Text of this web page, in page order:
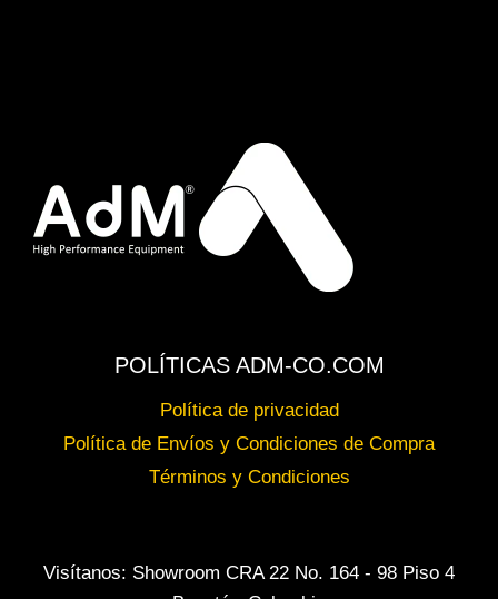
POLÍTICAS ADM-CO.COM
Política de privacidad
Política de Envíos y Condiciones de Compra
Términos y Condiciones
Visítanos: Showroom CRA 22 No. 164 - 98 Piso 4